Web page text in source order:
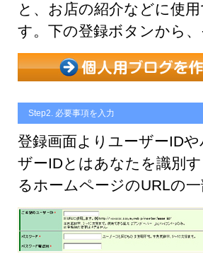
と、お店の紹介などに使
す。下の登録ボタンから
Step2. 必要事項を入力
登録画面よりユーザーID
ザーIDとはあなたを識別
るホームページのURLの一